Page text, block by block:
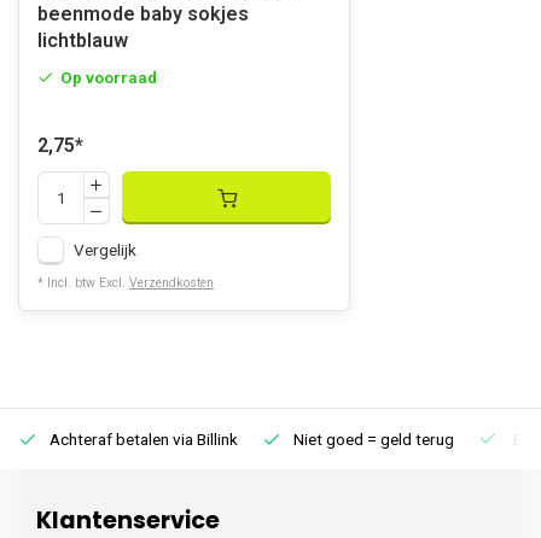
beenmode baby sokjes
lichtblauw
Op voorraad
2,75*
Vergelijk
* Incl. btw Excl. Verzendkosten
Achteraf betalen via Billink Niet goed = geld terug
Klantenservice